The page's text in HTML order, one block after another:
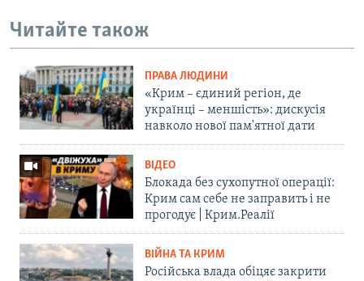
Читайте також
ПРАВА ЛЮДИНИ
«Крим – єдиний регіон, де
українці – меншість»: дискусія
навколо нової пам'ятної дати
ВІДЕО
Блокада без сухопутної операції:
Крим сам себе не заправить і не
прогодує | Крим.Реалії
ВІЙНА ТА КРИМ
Російська влада обіцяє закрити